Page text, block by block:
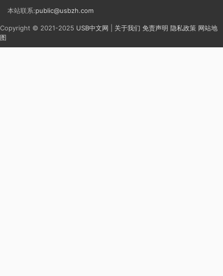
本站联系:public@usbzh.com
Copyright © 2021-2025 USB中文网 关于我们 免责声明 隐私政策 网站地
图